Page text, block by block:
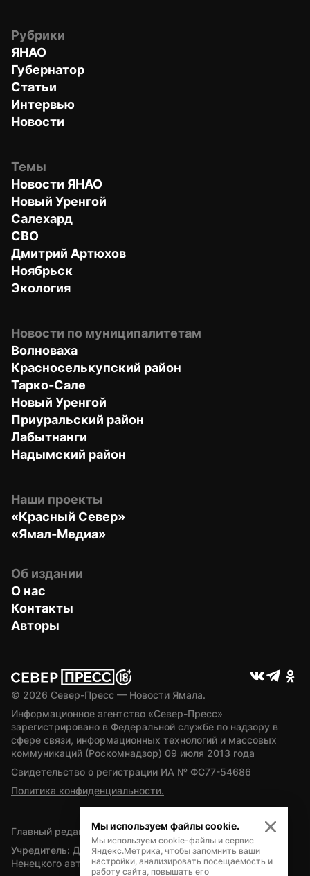
Рубрики
ЯНАО
Губернатор
Статьи
Интервью
Новости
Темы
Новости ЯНАО
Новый Уренгой
Салехард
СВО
Дмитрий Артюхов
Ноябрьск
Экология
Новости по муниципалитетам
Волноваха
Красноселькупский район
Тарко-Сале
Новый Уренгой
Приуральский район
Лабытнанги
Надымский район
Наши проекты
«Красный Север»
«Ямал-Медиа»
Об издании
О нас
Контакты
Авторы
© 2026 Север-Пресс — Новости Ямала.
Информационное агентство «Север-Пресс»
зарегистрировано в Федеральной службе по надзору в
сфере связи, информационных технологий и массовых
коммуникаций (Роскомнадзор) 09 июля 2013 года
Свидетельство о регистрации ИА № ФС77-54686
Политика конфиденциальности.
Главный редактор — А.Л. Поздеев
Учредитель: Департамент внутренней политики Ямало-
Ненецкого автономного округа
Мы используем файлы cookie.
Мы используем cookie-файлы и сервис
Яндекс.Метрика, чтобы запомнить ваши
настройки, анализировать посещаемость и
работу сайта, повышать его